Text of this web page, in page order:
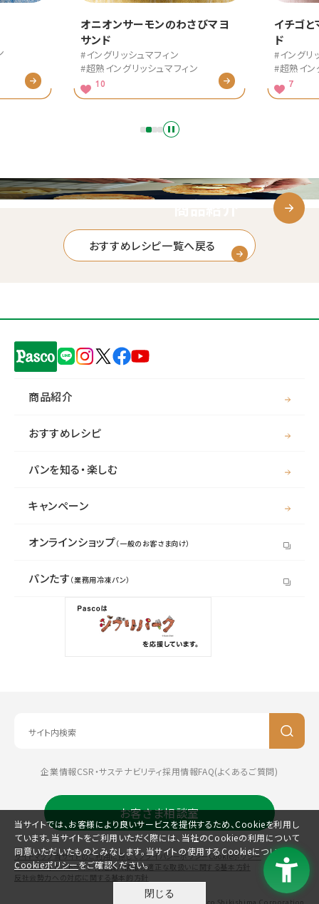
モンのわさびマヨ
フィン
イチゴとマシュマロのチョコサン
#イングリッシュマフィン
#超熟イングリッシュマフィン
おすすめレシピ一覧へ戻る
商品紹介
おすすめレシピ
パンを知る・楽しむ
キャンペーン
オンラインショップ（一般のお客さま向け）
パンたす （業務用冷凍パン）
企業情報CSR・サステナビリティ採用情報FAQ(よくあるご質問)
お客さま相談室
サイトマップ当サイトのご利用に際してプライバシーポリシーCookieポリシー
コミュニティガイドライン特定個人情報の適正な取扱いに関する基本方針
反社会勢力への対応に関する基本的方針
©Pasco Shikishima Corporation
当サイトでは、お客様により良いサービスを提供するため、Cookieを利用し
ています。当サイトをご利用いただく際には、当社のCookieの利用について
同意いただいたものとみなします。当サイトの使用するCookieについては、
Cookieポリシーをご確認ください。
閉じる